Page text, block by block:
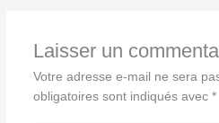
Laisser un
Votre adresse e-mail ne sera
obligatoires sont indiqués avec *